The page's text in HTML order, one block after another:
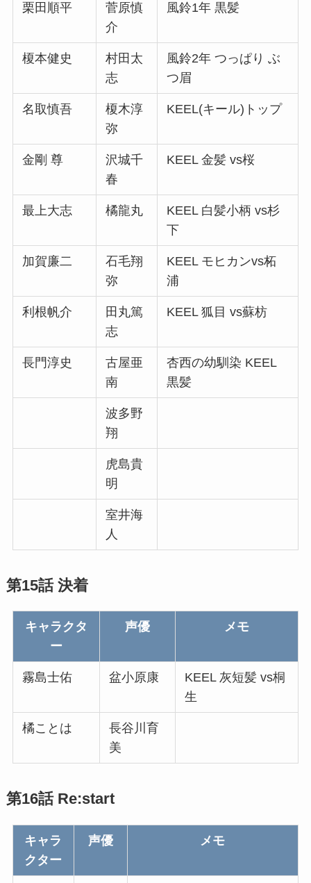
栗田順平
菅原慎
介
風鈴1年 黒髪
榎本健史
村田太
志
風鈴2年 つっぱり ぶ
つ眉
名取慎吾
榎木淳
弥
KEEL(キール)トップ
金剛 尊
沢城千
春
KEEL 金髪 vs桜
最上大志 橘龍丸
KEEL 白髪小柄 vs杉
下
加賀廉二
石毛翔
弥
KEEL モヒカンvs柘
浦
利根帆介
田丸篤
志
KEEL 狐目 vs蘇枋
長門淳史
古屋亜
南
杏西の幼馴染 KEEL
黒髪
波多野
翔
虎島貴
明
室井海
人
第15話 決着
キャラクタ
ー
声優 メモ
霧島士佑 盆小原康
KEEL 灰短髪 vs桐
生
橘ことは
長谷川育
美
第16話 Re:start
キャラ
クター
声優 メモ